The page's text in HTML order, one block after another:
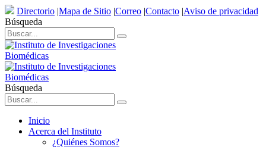
Directorio |Mapa de Sitio |Correo |Contacto |Aviso de privacidad
Búsqueda
Búsqueda
Inicio
Acerca del Instituto
¿Quiénes Somos?